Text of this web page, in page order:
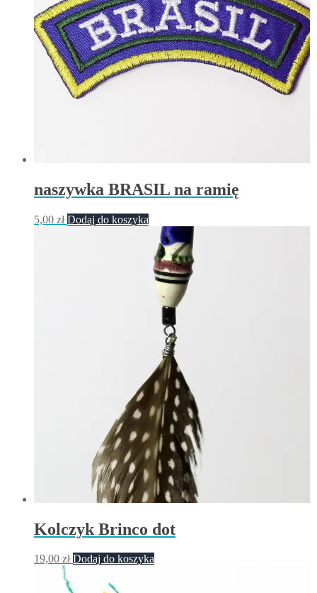
naszywka BRASIL na ramię
5,00 zł Dodaj do koszyka
Kolczyk Brinco dot
19,00 zł Dodaj do koszyka